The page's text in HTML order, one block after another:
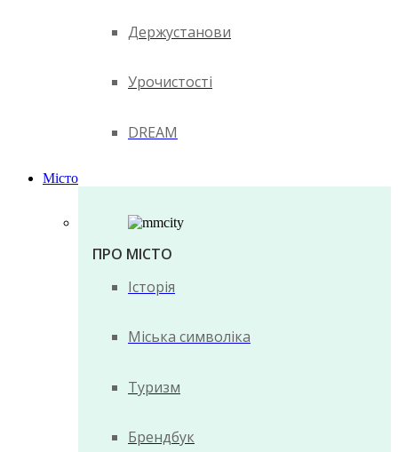
Держустанови
Урочистості
DREAM
Місто
ПРО МІСТО
Історія
Міська символіка
Туризм
Брендбук